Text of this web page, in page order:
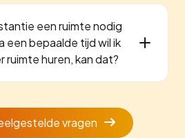
een ruimte nodig
een bepaalde tijd wil ik
ruimte huren, kan dat?
vragen